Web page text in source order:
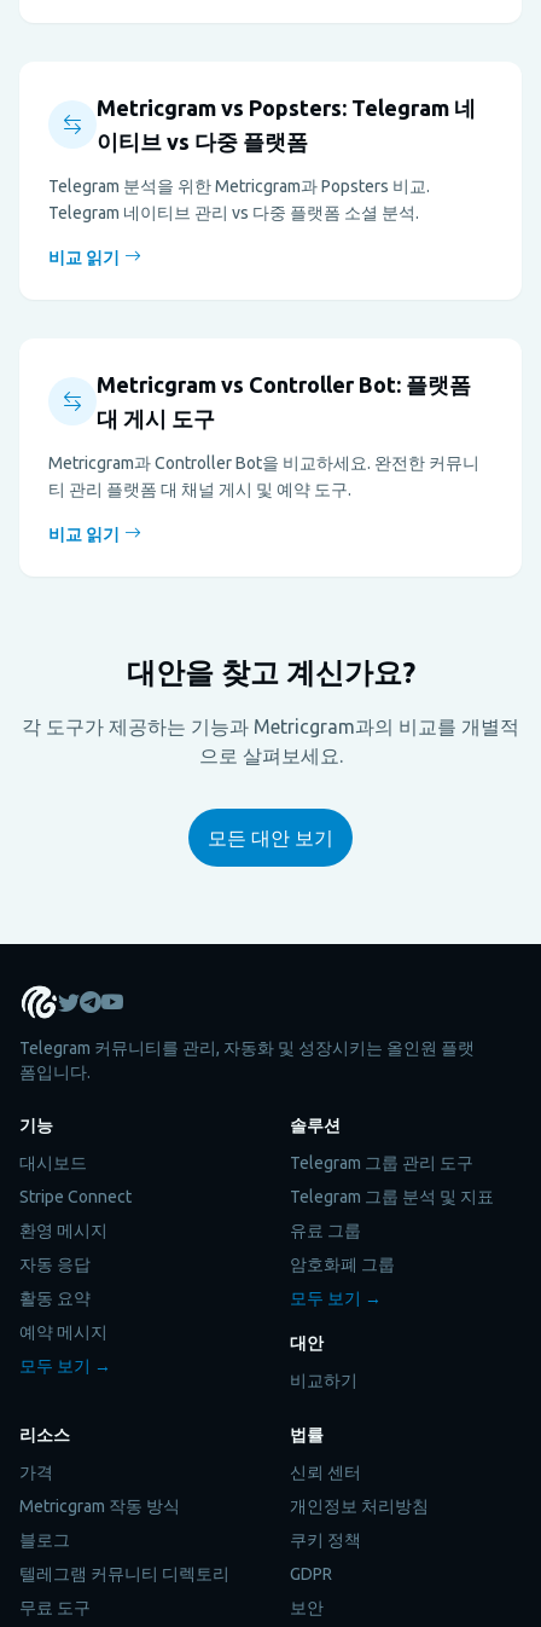
Metricgram vs Popsters: Telegram 네
이티브 vs 다중 플랫폼
Telegram 분석을 위한 Metricgram과 Popsters 비교.
Telegram 네이티브 관리 vs 다중 플랫폼 소셜 분석.
비교 읽기
Metricgram vs Controller Bot: 플랫폼
대 게시 도구
Metricgram과 Controller Bot을 비교하세요. 완전한 커뮤니
티 관리 플랫폼 대 채널 게시 및 예약 도구.
비교 읽기
대안을 찾고 계신가요?
각 도구가 제공하는 기능과 Metricgram과의 비교를 개별적
으로 살펴보세요.
모든 대안 보기
Telegram 커뮤니티를 관리, 자동화 및 성장시키는 올인원 플랫
폼입니다.
기능
대시보드
Stripe Connect
환영 메시지
자동 응답
활동 요약
예약 메시지
모두 보기 →
솔루션
Telegram 그룹 관리 도구
Telegram 그룹 분석 및 지표
유료 그룹
암호화폐 그룹
모두 보기 →
대안
비교하기
리소스
가격
Metricgram 작동 방식
블로그
텔레그램 커뮤니티 디렉토리
무료 도구
법률
신뢰 센터
개인정보 처리방침
쿠키 정책
GDPR
보안